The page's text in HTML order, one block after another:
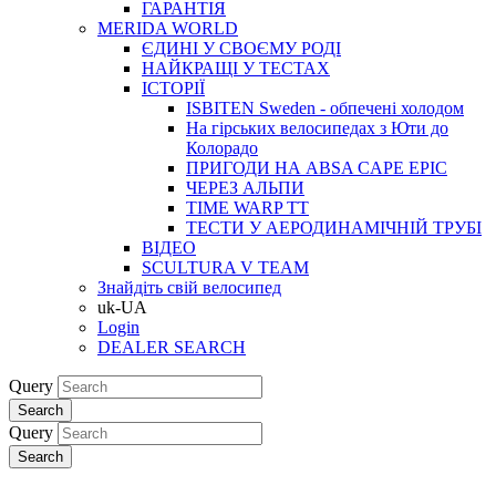
ГАРАНТIЯ
MERIDA WORLD
ЄДИНI У СВОЄМУ РОДI
НАЙКРАЩІ У ТЕСТАХ
ІСТОРІЇ
ISBITEN Sweden - обпечені холодом
На гірських велосипедах з Юти до
Колорадо
ПРИГОДИ НА ABSA CAPE EPIC
ЧЕРЕЗ АЛЬПИ
TIME WARP TT
ТЕСТИ У АЕРОДИНАМІЧНІЙ ТРУБІ
ВІДЕО
SCULTURA V TEAM
Знайдіть свій велосипед
uk-UA
Login
DEALER SEARCH
Query
Search
Query
Search